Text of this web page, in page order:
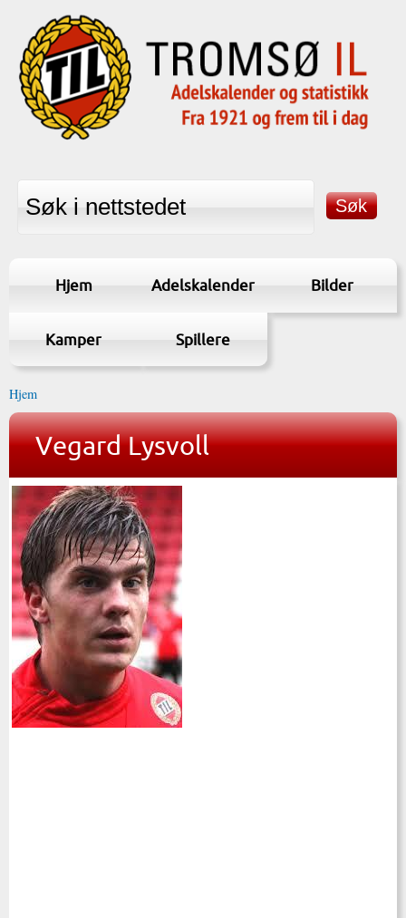
Hjem Adelskalender Bilder
Kamper Spillere
Hjem
Vegard Lysvoll